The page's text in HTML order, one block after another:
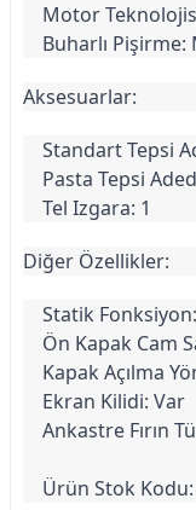
Motor
Buharlı
Aksesuarlar:
Standart Tepsi
Pasta Tepsi
Tel Izgara: 1
Diğer Özellikler:
Statik
Ön Kapak Cam
Kapak Açılma
Ekran Kilidi: Var
Ankastre Fırın
Ürün Stok